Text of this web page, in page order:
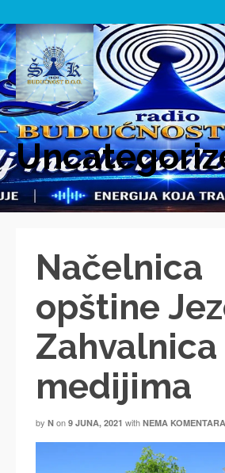
Načelnica
opštine
Zahvalnica
medijima
by N on 9 JUNA, 2021 with NEMA KOMENTARA